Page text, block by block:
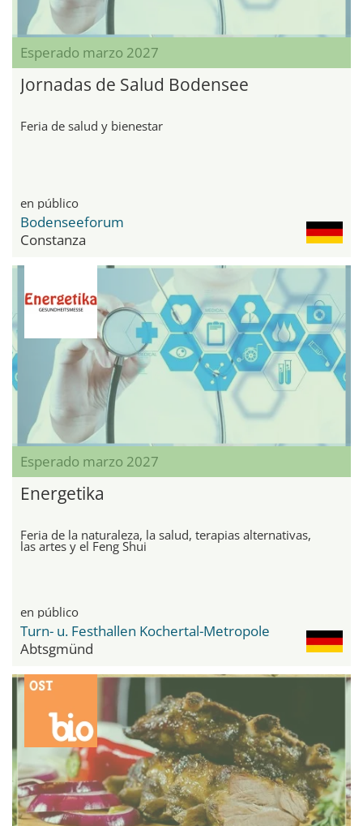
Esperado marzo 2027
Jornadas de Salud Bodensee
Feria de salud y bienestar
en público
Bodenseeforum
Constanza
Esperado marzo 2027
Energetika
Feria de la naturaleza, la salud, terapias alternativas,
las artes y el Feng Shui
en público
Turn- u. Festhallen Kochertal-Metropole
Abtsgmünd